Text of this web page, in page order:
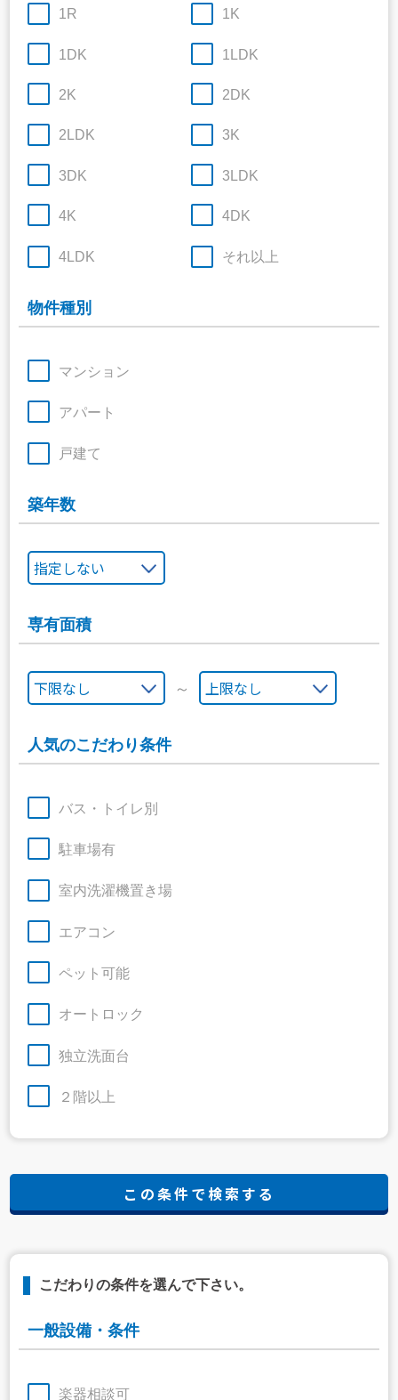
1R 1K
1DK 1LDK
2K 2DK
2LDK 3K
3DK 3LDK
4K 4DK
4LDK それ以上
物件種別
マンション
アパート
戸建て
築年数
専有面積
～
人気のこだわり条件
バス・トイレ別
駐車場有
室内洗濯機置き場
エアコン
ペット可能
オートロック
独立洗面台
２階以上
こだわりの条件を選んで下さい。
一般設備・条件
楽器相談可